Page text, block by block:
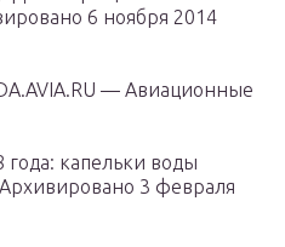
6 ноября 2014
— Авиационные
капельки воды
3 февраля